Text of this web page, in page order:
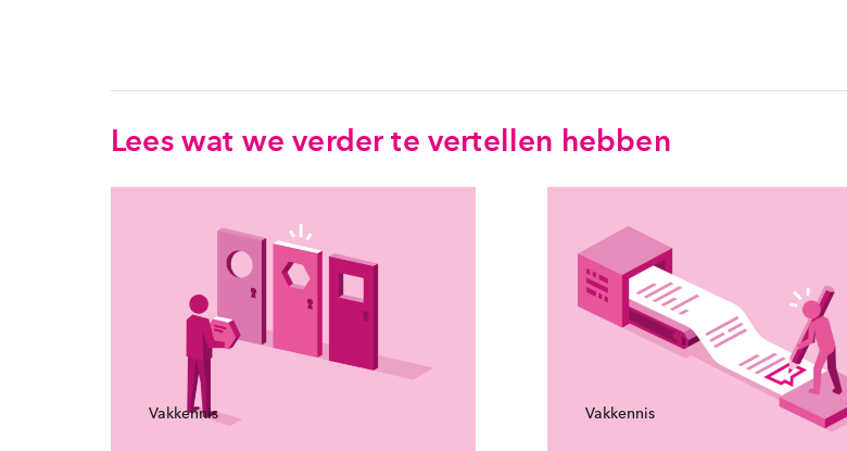
Lees wat we verder te vertellen hebben
Vakkennis Vakkennis